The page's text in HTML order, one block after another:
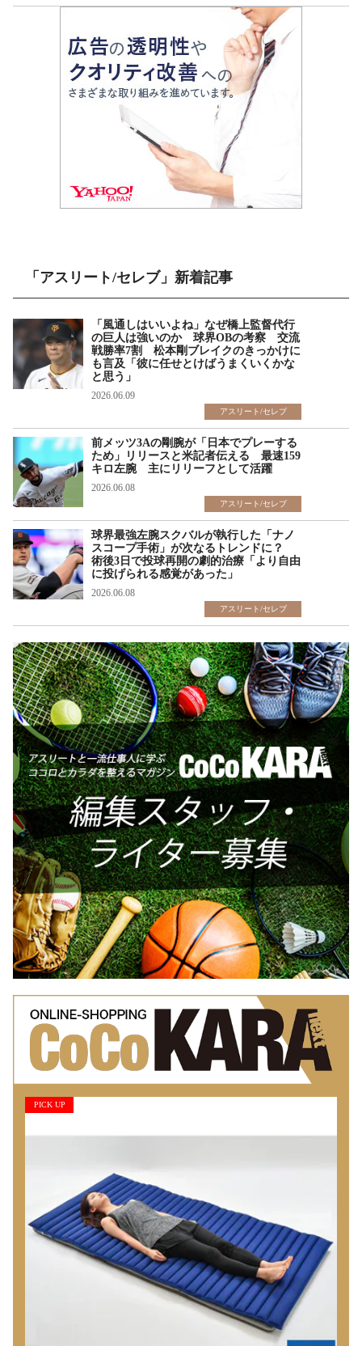
「アスリート/セレブ」新着記事
「風通しはいいよね」なぜ橋上監督代行
の巨人は強いのか 球界OBの考察 交流
戦勝率7割 松本剛ブレイクのきっかけに
も言及「彼に任せとけばうまくいくかな
と思う」
2026.06.09
アスリート/セレブ
前メッツ3Aの剛腕が「日本でプレーする
ため」リリースと米記者伝える 最速159
キロ左腕 主にリリーフとして活躍
2026.06.08
アスリート/セレブ
球界最強左腕スクバルが執行した「ナノ
スコープ手術」が次なるトレンドに？
術後3日で投球再開の劇的治療「より自由
に投げられる感覚があった」
2026.06.08
アスリート/セレブ
PICK UP